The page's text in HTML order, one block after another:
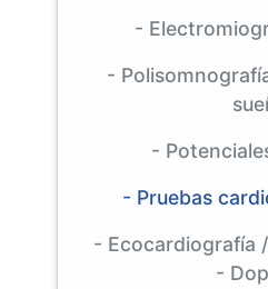
-
-
-
- Pruebas
- Ecocardiografía
-